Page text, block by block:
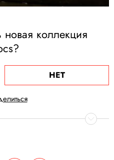
коллекция
НЕТ